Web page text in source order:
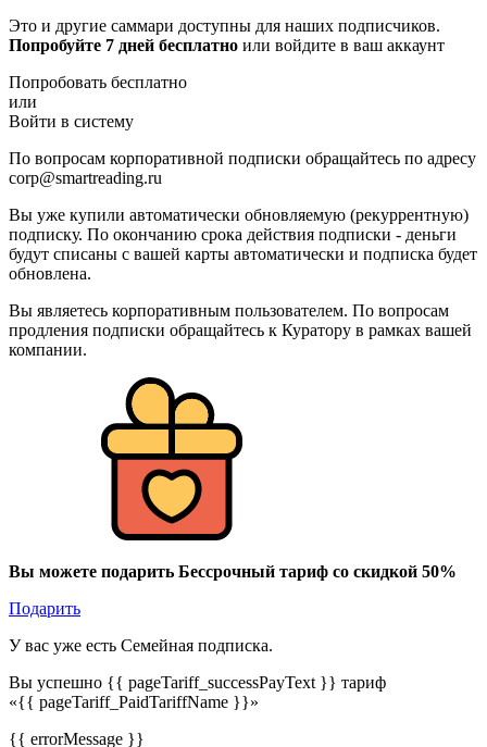
Это и другие саммари доступны для наших подписчиков.
Попробуйте 7 дней бесплатно или войдите в ваш аккаунт
Попробовать бесплатно
или
Войти в систему
По вопросам корпоративной подписки обращайтесь по адресу
corp@smartreading.ru
Вы уже купили автоматически обновляемую (рекуррентную)
подписку. По окончанию срока действия подписки - деньги
будут списаны с вашей карты автоматически и подписка будет
обновлена.
Вы являетесь корпоративным пользователем. По вопросам
продления подписки обращайтесь к Куратору в рамках вашей
компании.
Вы можете подарить Бессрочный тариф со скидкой 50%
Подарить
У вас уже есть Семейная подписка.
Вы успешно {{ pageTariff_successPayText }} тариф
«{{ pageTariff_PaidTariffName }}»
{{ errorMessage }}